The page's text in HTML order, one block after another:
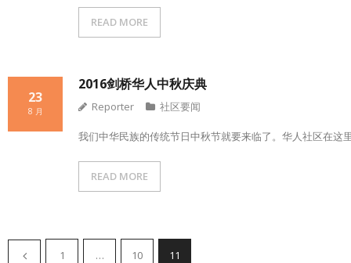
READ MORE
2016剑桥华人中秋庆典
23
8 月 Reporter 社区要闻
我们中华民族的传统节日中秋节就要来临了。华人社区在
READ MORE
1 … 10 11